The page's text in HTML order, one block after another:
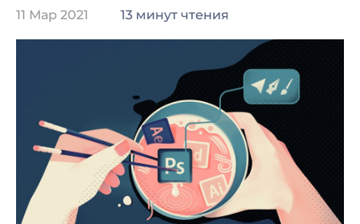
11 Мар 2021 13 минут чтения